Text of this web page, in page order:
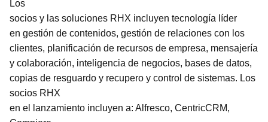
Los
socios y las soluciones RHX incluyen tecnología líder
en gestión de contenidos, gestión de relaciones con los
clientes, planificación de recursos de empresa, mensajería
y colaboración, inteligencia de negocios, bases de datos,
copias de resguardo y recupero y control de sistemas. Los
socios RHX
en el lanzamiento incluyen a: Alfresco, CentricCRM,